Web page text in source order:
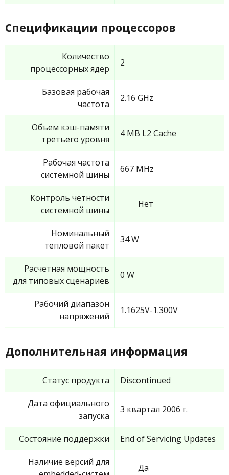
Спецификации процессоров
Количество
процессорных ядер
2
Базовая рабочая
частота
2.16 GHz
Объем кэш-памяти
третьего уровня
4 MB L2 Cache
Рабочая частота
системной шины
667 MHz
Контроль четности
системной шины
Нет
Номинальный
тепловой пакет
34 W
Расчетная мощность
для типовых сценариев
0 W
Рабочий диапазон
напряжений
1.1625V-1.300V
Дополнительная информация
Статус продукта Discontinued
Дата официального
запуска
3 квартал 2006 г.
Состояние поддержки End of Servicing Updates
Наличие версий для
Да